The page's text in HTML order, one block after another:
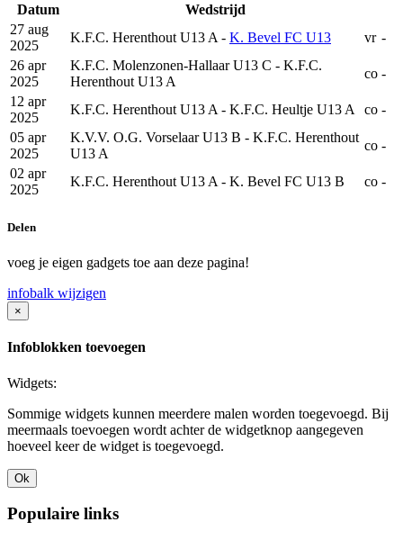
Datum
Wedstrijd
27 aug
2025
K.F.C. Herenthout U13 A - K. Bevel FC U13 vr -
26 apr
2025
K.F.C. Molenzonen-Hallaar U13 C - K.F.C.
Herenthout U13 A
co -
12 apr
2025
K.F.C. Herenthout U13 A - K.F.C. Heultje U13 A co -
05 apr
2025
K.V.V. O.G. Vorselaar U13 B - K.F.C. Herenthout
U13 A
co -
02 apr
2025
K.F.C. Herenthout U13 A - K. Bevel FC U13 B co -
Delen
voeg je eigen gadgets toe aan deze pagina!
infobalk wijzigen
×
Infoblokken toevoegen
Widgets:
Sommige widgets kunnen meerdere malen worden toegevoegd. Bij
meermaals toevoegen wordt achter de widgetknop aangegeven
hoeveel keer de widget is toegevoegd.
Ok
Populaire links